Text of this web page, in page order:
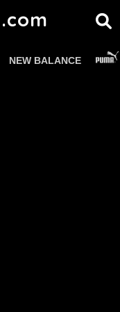
NEW BALANCE